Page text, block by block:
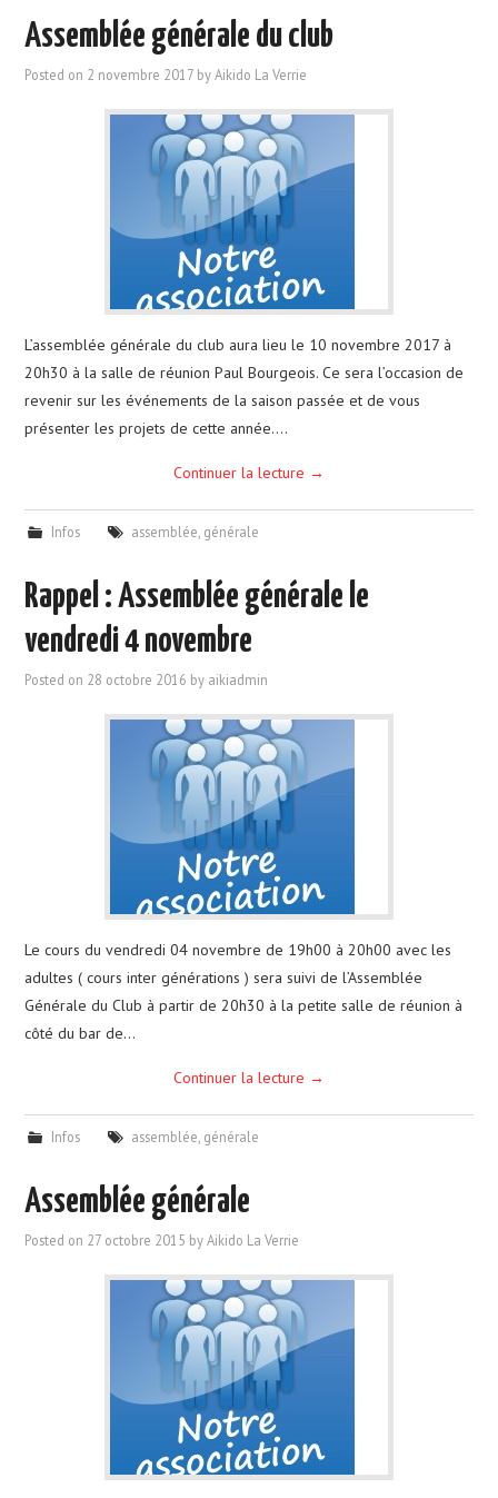
Assemblée générale du club
Posted on 2 novembre 2017 byAikido La Verrie
L’assemblée générale du club aura lieu le 10 novembre 2017 à
20h30 à la salle de réunion Paul Bourgeois. Ce sera l’occasion de
revenir sur les événements de la saison passée et de vous
présenter les projets de cette année.…
Continuer la lecture →
Infos assemblée, générale
Rappel : Assemblée générale le
vendredi 4 novembre
Posted on 28 octobre 2016 by aikiadmin
Le cours du vendredi 04 novembre de 19h00 à 20h00 avec les
adultes ( cours inter générations ) sera suivi de l’Assemblée
Générale du Club à partir de 20h30 à la petite salle de réunion à
côté du bar de…
Continuer la lecture →
Infos assemblée, générale
Assemblée générale
Posted on 27 octobre 2015 byAikido La Verrie